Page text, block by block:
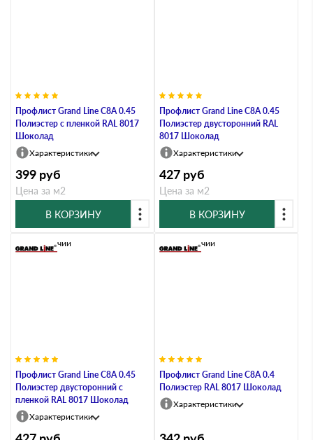
Профлист Grand Line C8А 0.45
Полиэстер с пленкой RAL 8017
Шоколад
Характеристики
399 руб
Цена за м2
В КОРЗИНУ
Профлист Grand Line C8A 0.45
Полиэстер двусторонний RAL
8017 Шоколад
Характеристики
427 руб
Цена за м2
В КОРЗИНУ
Профлист Grand Line C8А 0.45
Полиэстер двусторонний с
пленкой RAL 8017 Шоколад
В наличии
Характеристики
Профлист Grand Line C8A 0.4
Полиэстер RAL 8017 Шоколад
В наличии
Характеристики